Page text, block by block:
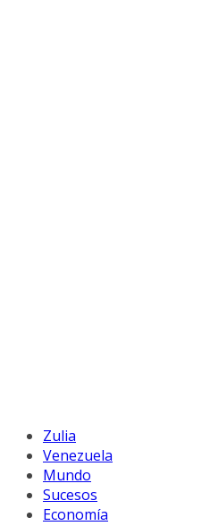
Zulia
Venezuela
Mundo
Sucesos
Economía